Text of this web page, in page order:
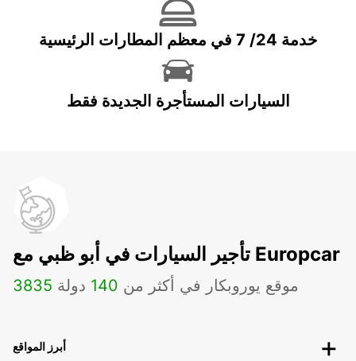
خدمة 24/ 7 في معظم المطارات الرئيسية
السيارات المستأجرة الجديدة فقط
تأجير السيارات في أبو ظبي مع Europcar
3835 موقع يوروبكار في أكثر من 140 دولة
أبرز المواقع